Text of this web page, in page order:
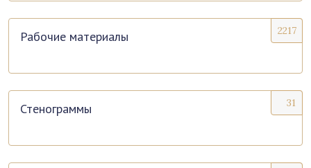
2217
Рабочие материалы
31
Стенограммы